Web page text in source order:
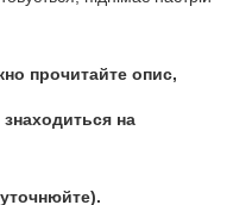
прочитайте опис,
знаходиться на